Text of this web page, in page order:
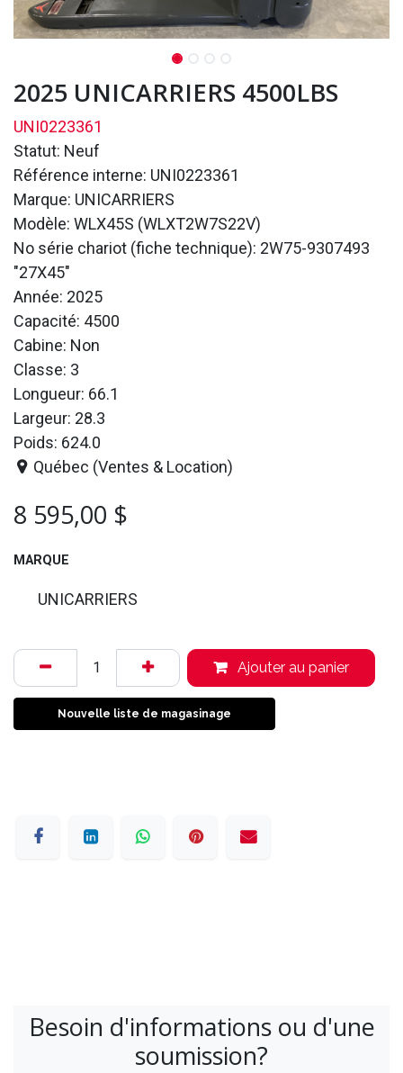
2025 UNICARRIERS 4500LBS
UNI0223361
Statut: Neuf
Référence interne: UNI0223361
Marque: UNICARRIERS
Modèle: WLX45S (WLXT2W7S22V)
No série chariot (fiche technique): 2W75-9307493
"27X45"
Année: 2025
Capacité: 4500
Cabine: Non
Classe: 3
Longueur: 66.1
Largeur: 28.3
Poids: 624.0
Québec (Ventes & Location)
8 595,00 $
MARQUE
UNICARRIERS
Ajouter au panier
Nouvelle liste de magasinage
Besoin d'informations ou d'une
soumission?